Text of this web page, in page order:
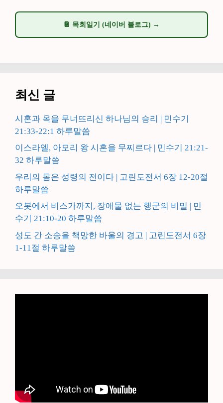
📔 목회일기 (네이버 블로그) →
최신 글
시혼과 옥을 무너뜨리신 하나님의 승리 | 민수기
21:33-22:1 하루말씀
이스라엘, 아모리 왕 시혼을 무찌르다 | 민수기 21:21-
32 하루말씀
우리의 몸은 성령의 전이다 | 고린도전서 6장 12-20절
하루말씀
오봇에서 비스가까지, 장애물 없는 행군의 비밀 | 민
수기 21:10-20 하루말씀
성도 간 소송을 책망한 바울의 경고 | 고린도전서 6장
1-11절 하루말씀